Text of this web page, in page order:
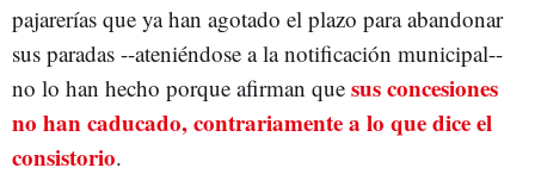
pajarerías que ya han agotado el plazo para abandonar
sus paradas --ateniéndose a la notificación municipal--
no lo han hecho porque afirman que sus concesiones
no han caducado, contrariamente a lo que dice el
consistorio.